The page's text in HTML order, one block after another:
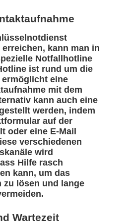
kann man in
Notfallhotline
ist rund um die
eine
mit dem
kann auch eine
werden, indem
auf der
oder eine E-Mail
verschiedenen
wird
Hilfe rasch
kann, um das
zu lösen und lange
Wartezeit